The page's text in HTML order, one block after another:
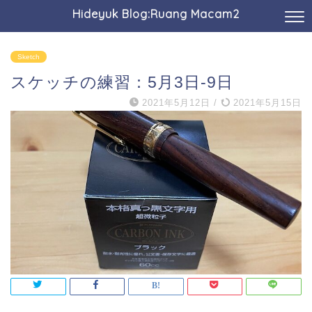
Hideyuk Blog:Ruang Macam2
Sketch
スケッチの練習：5月3日-9日
2021年5月12日 / 2021年5月15日